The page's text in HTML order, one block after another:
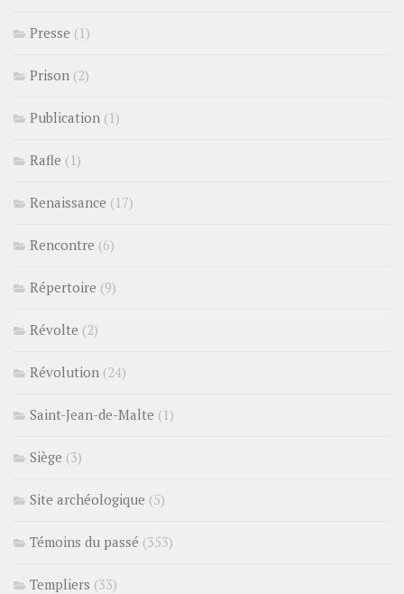
Presse (1)
Prison (2)
Publication (1)
Rafle (1)
Renaissance (17)
Rencontre (6)
Répertoire (9)
Révolte (2)
Révolution (24)
Saint-Jean-de-Malte (1)
Siège (3)
Site archéologique (5)
Témoins du passé (353)
Templiers (33)